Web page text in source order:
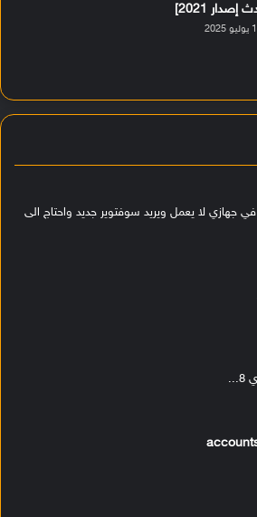
إصدار 2021]
جهازي لا يعمل ويريد سوفتوير جديد واحتاج الى